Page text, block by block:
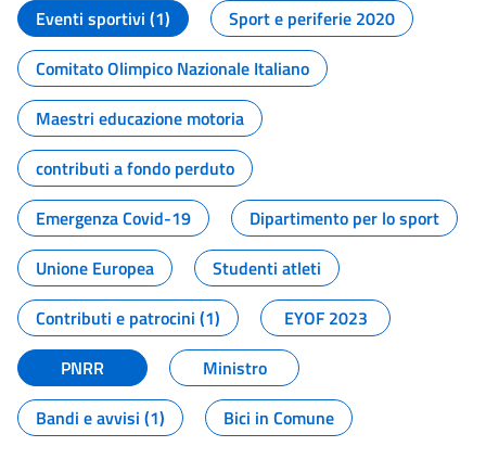
Eventi sportivi (1)
Sport e periferie 2020
Comitato Olimpico Nazionale Italiano
Maestri educazione motoria
contributi a fondo perduto
Emergenza Covid-19
Dipartimento per lo sport
Unione Europea
Studenti atleti
Contributi e patrocini (1)
EYOF 2023
PNRR
Ministro
Bandi e avvisi (1)
Bici in Comune